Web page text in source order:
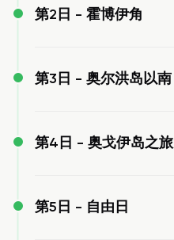
第2日 - 霍博伊角
第3日 - 奥尔洪岛以南
第4日 - 奥戈伊岛之旅
第5日 - 自由日